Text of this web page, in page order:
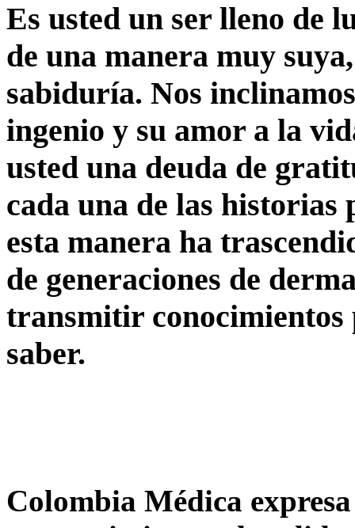
Es usted un ser lleno de
de una manera muy
sabiduría. Nos
ingenio y su amor a la
usted una deuda de
cada una de las historias
esta manera ha
de generaciones de
transmitir conocimientos
saber.
Colombia Médica